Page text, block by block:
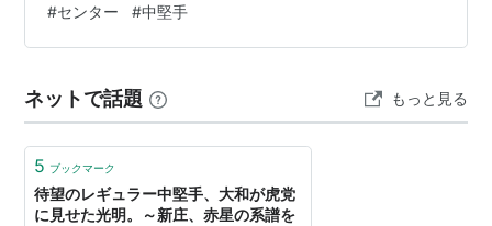
速さを見せないところに、よいセンターの技術がある。
野球の外野守備で、最も多く打球が飛ぶのはセンターで
イトよりも守備機会が多い。 球場が扇形に作られ、セン
ターが最も深いのも、まっすぐ打ち返された打球が最も
遠くへ飛ぶからだ。そこには、野球という競技の構…
#センター #中堅手
ネットで話題 もっと見る
5 ブックマーク
待望のレギュラー中堅手、大和が虎党
に見せた光明。～新庄、赤星の系譜を